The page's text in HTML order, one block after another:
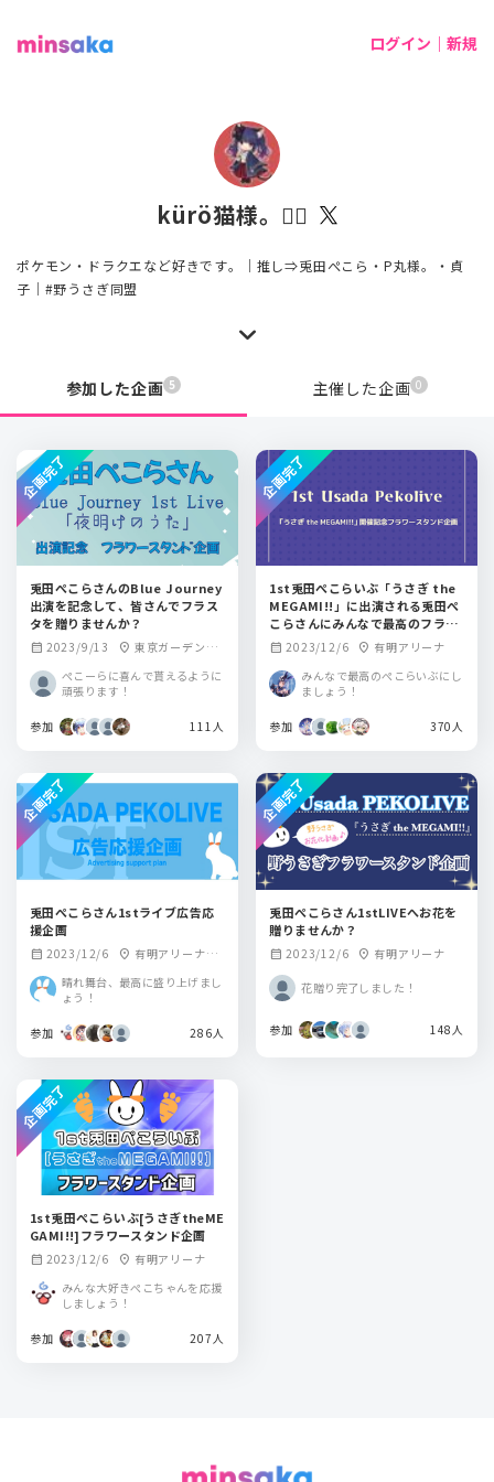
ログイン｜新規
kürö猫様。👯‍♀️
ポケモン・ドラクエなど好きです。｜推し⇒兎田ぺこら・P丸様。・貞
子｜#野うさぎ同盟
参加した企画 5 主催した企画 0
兎田ぺこらさんのBlue Journey
出演を記念して、皆さんでフラス
タを贈りませんか？
calendar_month 2023/9/13 location_on 東京ガーデンシ
ぺこーらに喜んで貰えるように
頑張ります！
参加 111人
企画完了
1st兎田ぺこらいぶ「うさぎ the
MEGAMI!!」に出演される兎田ぺ
こらさんにみんなで最高のフラス
タを贈りませんか？
calendar_month 2023/12/6 location_on 有明アリーナ
みんなで最高のぺこらいぶにし
ましょう！
参加 370人
企画完了
兎田ぺこらさん1stライブ広告応
援企画
calendar_month 2023/12/6 location_on 有明アリーナ・
市）
晴れ舞台、最高に盛り上げまし
ょう！
参加 286人
企画完了
兎田ぺこらさん1stLIVEへお花を
贈りませんか？
calendar_month 2023/12/6 location_on 有明アリーナ
花贈り完了しました！
参加 148人
企画完了
1st兎田ぺこらいぶ[うさぎtheME
GAMI!!]フラワースタンド企画
calendar_month 2023/12/6 location_on 有明アリーナ
みんな大好きぺこちゃんを応援
しましょう！
参加 207人
企画完了